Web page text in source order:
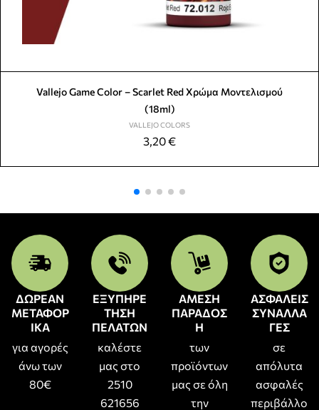
Vallejo Game Color – Scarlet Red Χρώμα Μοντελισμού
(18ml)
VALLEJO COLORS
3,20€
ΔΩΡΕΑΝ
ΜΕΤΑΦΟΡ
ΙΚΑ
για αγορές
άνω των
80€
ΕΞΥΠΗΡΕ
ΤΗΣΗ
ΠΕΛΑΤΩΝ
καλέστε
μας στο
2510
621656
ΑΜΕΣΗ
ΠΑΡΑΔΟΣ
Η
των
προϊόντων
μας σε όλη
την
ΑΣΦΑΛΕΙΣ
ΣΥΝΑΛΛΑ
ΓΕΣ
σε
απόλυτα
ασφαλές
περιβάλλο